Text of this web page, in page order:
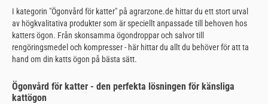
I kategorin "Ögonvård för katter" på agrarzone.de hittar du ett stort urval
av högkvalitativa produkter som är speciellt anpassade till behoven hos
katters ögon. Från skonsamma ögondroppar och salvor till
rengöringsmedel och kompresser - här hittar du allt du behöver för att ta
hand om din katts ögon på bästa sätt.
Ögonvård för katter - den perfekta lösningen för känsliga
kattögon